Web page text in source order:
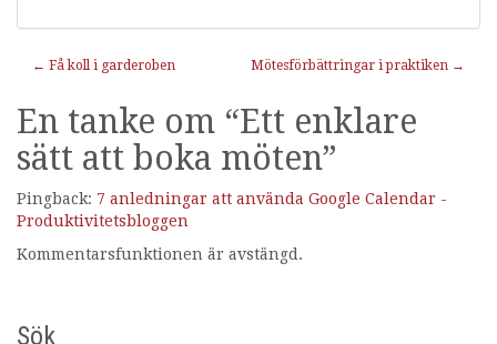
Inläggnavigering
← Få koll i garderoben Mötesförbättringar i praktiken →
En tanke om “Ett enklare
sätt att boka möten”
Pingback: 7 anledningar att använda Google Calendar -
Produktivitetsbloggen
Kommentarsfunktionen är avstängd.
Sök